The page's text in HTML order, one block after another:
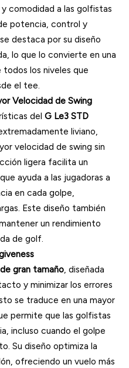
comodidad a las golfistas
potencia, control y
destaca por su diseño
lo que lo convierte en una
todos los niveles que
el tee.
Velocidad de Swing
del G Le3 STD
liviano,
velocidad de swing sin
ligera facilita un
ayuda a las jugadoras a
en cada golpe,
Este diseño también
un rendimiento
de golf.
gran tamaño, diseñada
y minimizar los errores
se traduce en una mayor
permite que las golfistas
incluso cuando el golpe
Su diseño optimiza la
ofreciendo un vuelo más